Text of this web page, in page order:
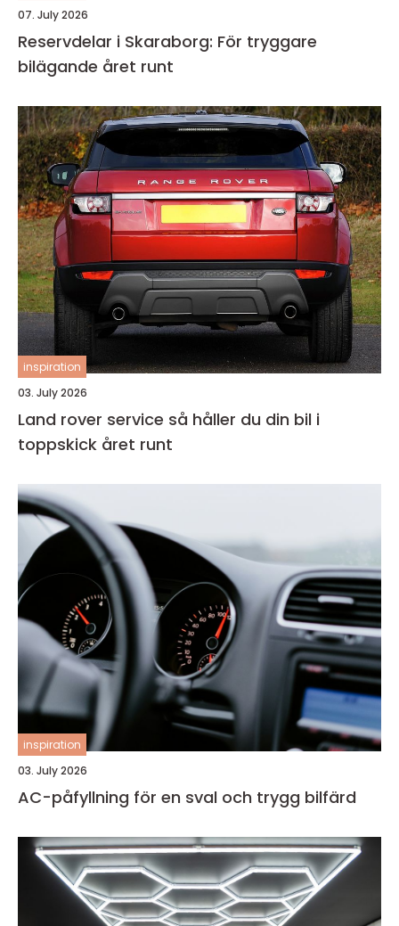
07. July 2026
Reservdelar i Skaraborg: För tryggare
bilägande året runt
inspiration
03. July 2026
Land rover service så håller du din bil i
toppskick året runt
inspiration
03. July 2026
AC-påfyllning för en sval och trygg bilfärd